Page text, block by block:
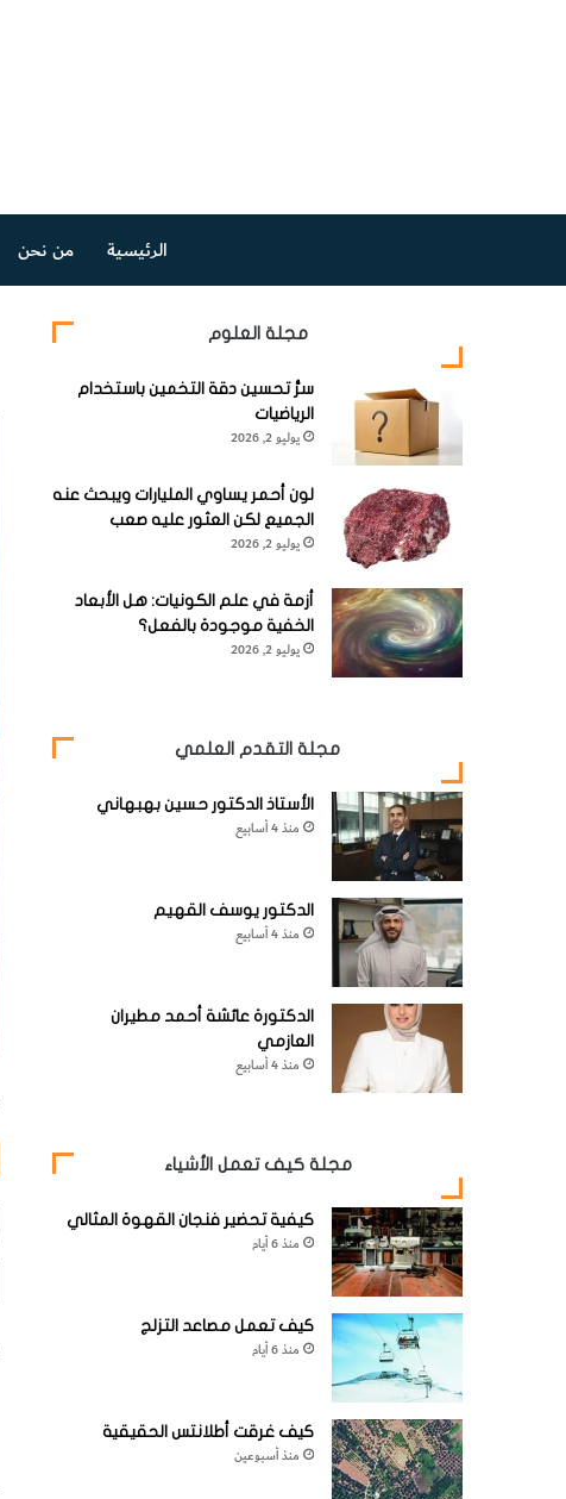
الرئيسية من نحن
مجلة العلوم
سرُّ تحسين دقة التخمين باستخدام
الرياضيات
يوليو 2, 2026
لون أحمر يساوي المليارات ويبحث عنه
الجميع لكن العثور عليه صعب
يوليو 2, 2026
أزمة في علم الكونيات: هل الأبعاد
الخفية موجودة بالفعل؟
يوليو 2, 2026
مجلة التقدم العلمي
الأستاذ الدكتور حسين بهبهاني
منذ 4 أسابيع
الدكتور يوسف القهيم
منذ 4 أسابيع
الدكتورة عائشة أحمد مطيران
العازمي
منذ 4 أسابيع
مجلة كيف تعمل الأشياء
كيفية تحضير فنجان القهوة المثالي
منذ 6 أيام
كيف تعمل مصاعد التزلج
منذ 6 أيام
كيف غرقت أطلانتس الحقيقية
منذ أسبوعين